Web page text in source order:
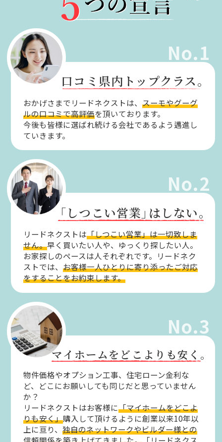
No.1
口コミ県内トップクラス。
おかげさまでリードネクストは、スーモやグーグ
ルの口コミで高評価を頂いております。
今後も皆様に選ばれ続ける会社であるよう邁進し
ていきます。
No.2
「しつこい営業」はしない。
リードネクストは「しつこい営業」は一切致しま
せん。早く買いたい人や、ゆっくり探したい人。
お家探しのペースは人それぞれです。リードネク
ストでは、お客様一人ひとりに寄り添ったご対応
をすることをお約束します。
No.3
マイホームをどこよりも安く。
物件価格やオプション工事、住宅ローン金利な
ど、どこにお願いしても同じだと思っていません
か？
リードネクストはお客様に「マイホームをどこよ
りも安く」購入して頂けるように創業以来10年以
上に亘り、独自のネットワークやビルダー様との